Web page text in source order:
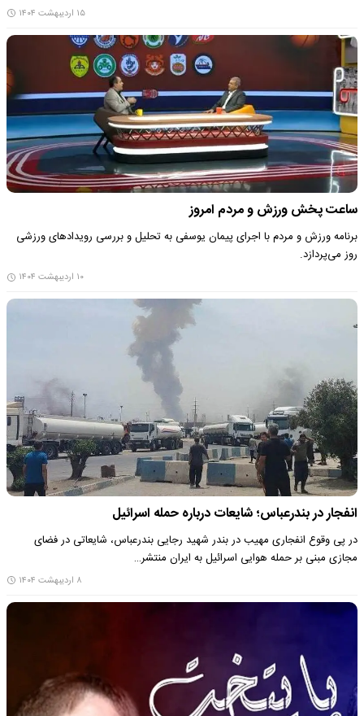
۱۵ اردیبهشت ۱۴۰۴
ساعت پخش ورزش و مردم امروز
برنامه ورزش و مردم با اجرای پیمان یوسفی به تحلیل و بررسی رویدادهای ورزشی
روز می‌پردازد.
۱۰ اردیبهشت ۱۴۰۴
انفجار در بندرعباس؛ شایعات درباره حمله اسرائیل
در پی وقوع انفجاری مهیب در بندر شهید رجایی بندرعباس، شایعاتی در فضای
مجازی مبنی بر حمله هوایی اسرائیل به ایران منتشر…
۸ اردیبهشت ۱۴۰۴